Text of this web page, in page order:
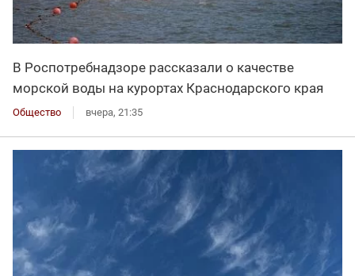
В Роспотребнадзоре рассказали о качестве
морской воды на курортах Краснодарского края
Общество вчера, 21:35